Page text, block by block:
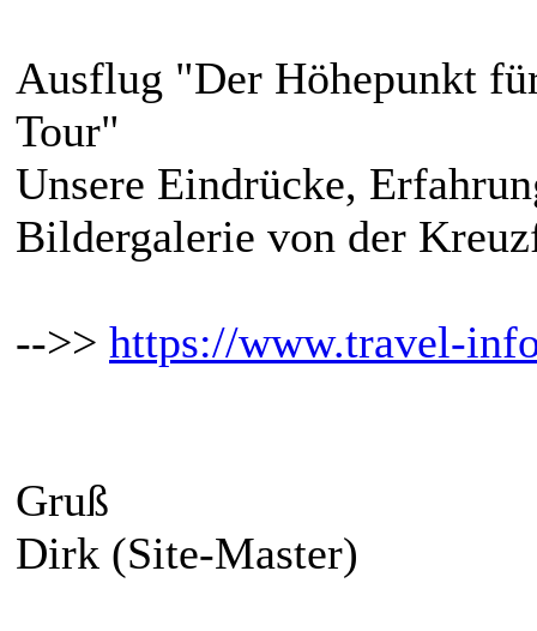
Ausflug "Der Höhepunkt
Tour"
Unsere Eindrücke,
Bildergalerie von der
-->> https://www.travel-
Gruß
Dirk (Site-Master)